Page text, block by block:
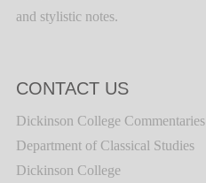
and stylistic notes.
CONTACT US
Dickinson College Commentaries
Department of Classical Studies
Dickinson College